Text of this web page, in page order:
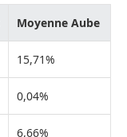
Moyenne Aube
15,71%
0,04%
6,66%